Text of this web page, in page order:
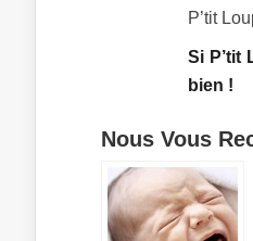
P’tit
Si P’tit
bien !
Nous Vous